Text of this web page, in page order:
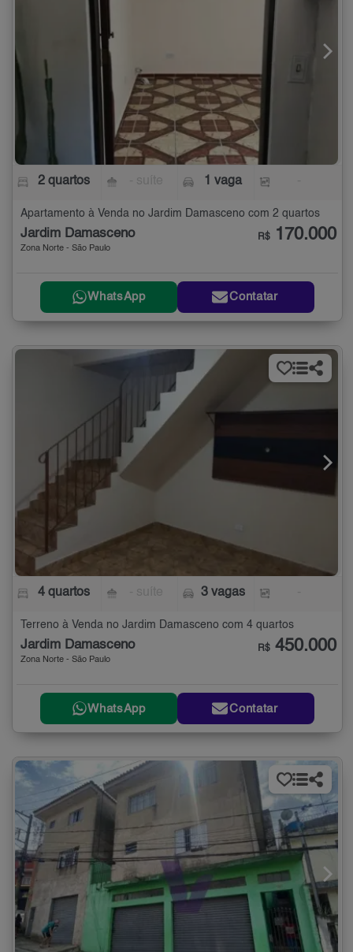
2 quartos 1 vaga
Apartamento à Venda no Jardim Damasceno com 2 quartos
Jardim Damasceno
Zona Norte - São Paulo
R$ 170.000
WhatsApp Contatar
4 quartos 3 vagas
Terreno à Venda no Jardim Damasceno com 4 quartos
Jardim Damasceno
Zona Norte - São Paulo
R$ 450.000
WhatsApp Contatar